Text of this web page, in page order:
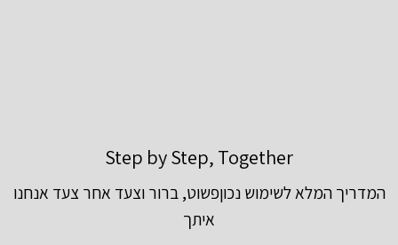
Step by Step, Together
המדריך המלא לשימוש נכוןפשוט, ברור וצעד אחר צעד אנחנו
איתך